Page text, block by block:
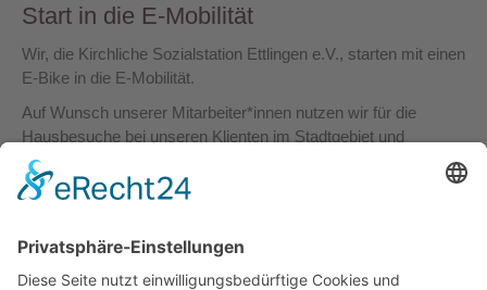
Start in die E-Mobilität
Wir, die Kirchliche Sozialstation Ettlingen e.V., starten mit einen
E-Bike in die E-Mobilität.
Auf Wunsch unserer Mitarbeiter*innen nutzen wir für die
Hausbesuche bei unseren Klienten im Stadtgebiet und
Umgebung seit kurzem ein E-Bike.
Wir versprechen uns durch den Wegfall der Parkplatzsuche
Klienten zu haben und gleichzeitig einen Beitrag zum